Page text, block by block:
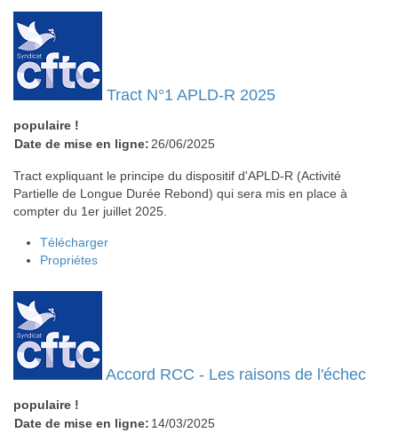
Tract N°1 APLD-R 2025
populaire !
Date de mise en ligne: 26/06/2025
Tract expliquant le principe du dispositif d'APLD-R (Activité
Partielle de Longue Durée Rebond) qui sera mis en place à
compter du 1er juillet 2025.
Télécharger
Propriétes
Accord RCC - Les raisons de l'échec
populaire !
Date de mise en ligne: 14/03/2025